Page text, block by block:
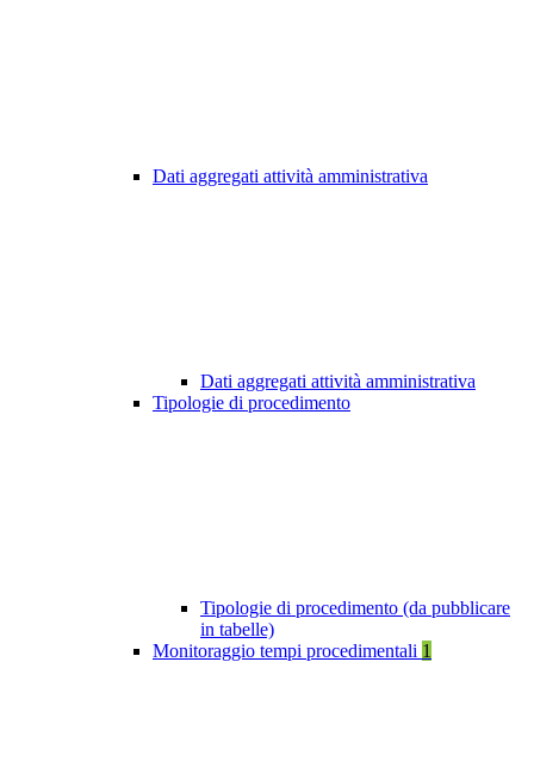
Dati aggregati attività amministrativa
Dati aggregati attività amministrativa
Tipologie di procedimento
Tipologie di procedimento (da pubblicare
in tabelle)
Monitoraggio tempi procedimentali 1